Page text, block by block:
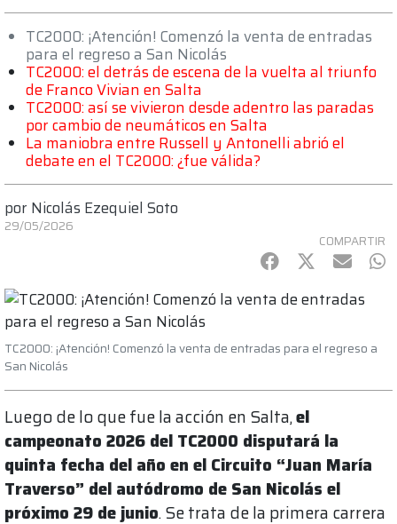
TC2000: ¡Atención! Comenzó la venta de entradas
para el regreso a San Nicolás
TC2000: el detrás de escena de la vuelta al triunfo
de Franco Vivian en Salta
TC2000: así se vivieron desde adentro las paradas
por cambio de neumáticos en Salta
La maniobra entre Russell y Antonelli abrió el
debate en el TC2000: ¿fue válida?
por Nicolás Ezequiel Soto
29/05/2026
COMPARTIR
Facebook
Twitter
mail
TC2000: ¡Atención! Comenzó la venta de entradas para el regreso a
San Nicolás
Luego de lo que fue la acción en Salta,el
campeonato 2026 del TC2000 disputará la
quinta fecha del año en el Circuito “Juan María
Traverso” del autódromo de San Nicolás el
próximo 29 de junio. Se trata de la primera carrera